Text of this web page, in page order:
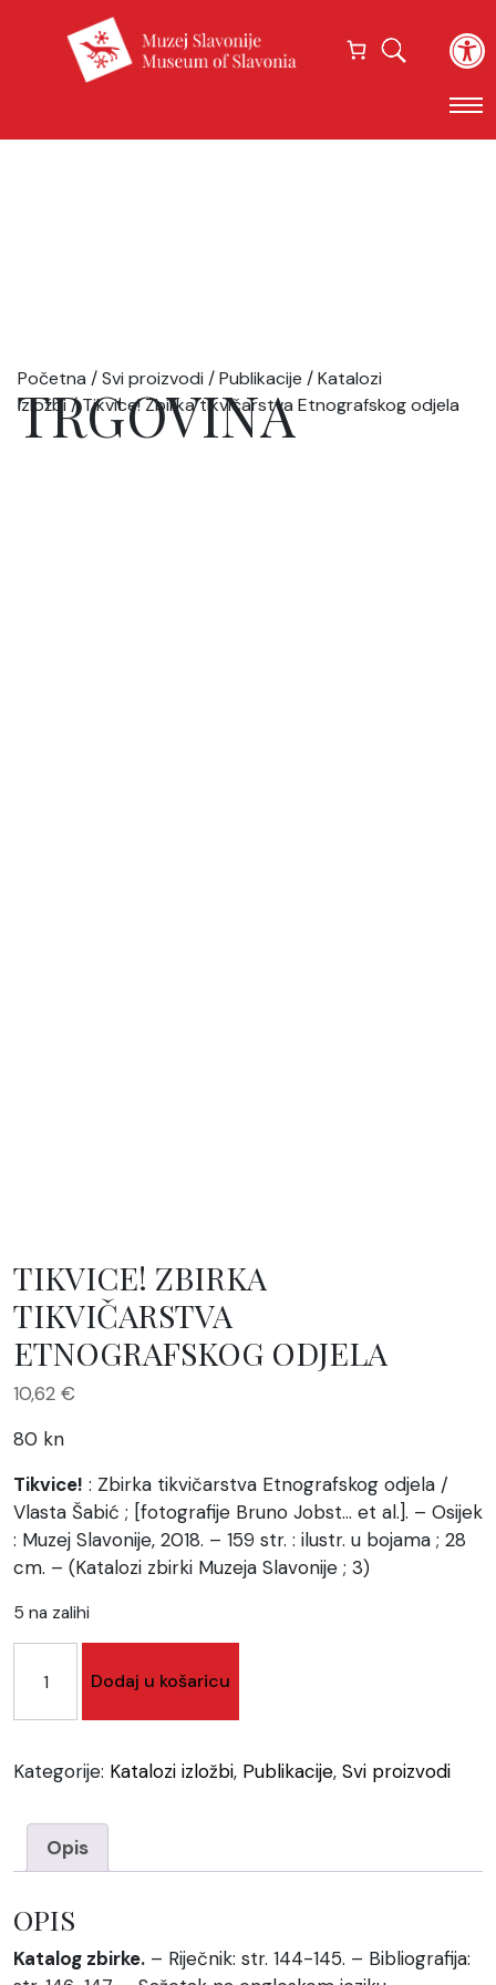
Početna /Svi proizvodi /Publikacije /Katalozi
izložbi/ Tikvice! Zbirka tikvičarstva Etnografskog odjela
TRGOVINA
TIKVICE! ZBIRKA
TIKVIČARSTVA
ETNOGRAFSKOG ODJELA
10,62 €
80 kn
Tikvice! : Zbirka tikvičarstva Etnografskog odjela /
Vlasta Šabić ; [fotografije Bruno Jobst… et al.]. – Osijek
: Muzej Slavonije, 2018. – 159 str. : ilustr. u bojama ; 28
cm. – (Katalozi zbirki Muzeja Slavonije ; 3)
5 na zalihi
Zbirka
odjela
Dodaj u košaricu
Kategorije: Katalozi izložbi, Publikacije, Svi proizvodi
Opis
OPIS
Katalog zbirke. – Riječnik: str. 144-145. – Bibliografija: